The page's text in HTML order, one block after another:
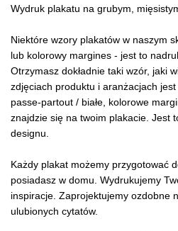
Wydruk plakatu na grubym,
Niektóre wzory plakatów w naszym
lub kolorowy margines - jest to
Otrzymasz dokładnie taki wzór, jaki
zdjęciach produktu i aranżacjach
passe-partout / białe, kolorowe
znajdzie się na twoim plakacie. Jest
designu.
Każdy plakat możemy przygotować
posiadasz w domu. Wydrukujemy
inspiracje. Zaprojektujemy ozdobne
ulubionych cytatów.